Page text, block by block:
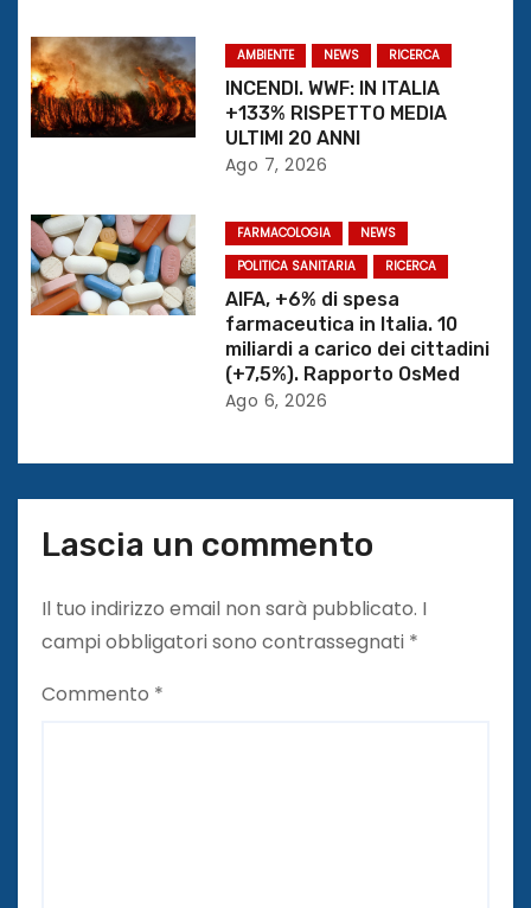
a
r
t
c
o
l
AMBIENTE NEWS RICERCA
INCENDI. WWF: IN ITALIA
+133% RISPETTO MEDIA
ULTIMI 20 ANNI
Ago 7, 2026
FARMACOLOGIA
NEWS
POLITICA SANITARIA
RICERCA
AIFA, +6% di spesa
farmaceutica in Italia. 10
miliardi a carico dei cittadini
(+7,5%). Rapporto OsMed
Ago 6, 2026
Lascia un commento
Il tuo indirizzo email non sarà pubblicato. I
campi obbligatori sono contrassegnati *
Commento *